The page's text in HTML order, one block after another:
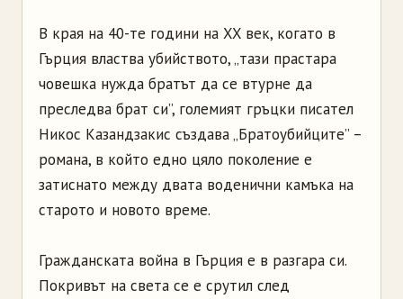
В края на 40-те години на XX век, когато в
Гърция властва убийството, „тази прастара
човешка нужда братът да се втурне да
преследва брат си”, големият гръцки писател
Никос Казандзакис създава „Братоубийците” –
романа, в който едно цяло поколение е
затиснато между двата воденични камъка на
старото и новото време.
Гражданската война в Гърция е в разгара си.
Покривът на света се е срутил след